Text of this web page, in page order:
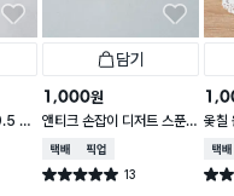
c
담기
1,000원
앤티크 손잡이 디저트 스푼 1
6 cm
택배배송매장픽업
별점 5.0점 13
건 작성
옻칠
cm
택배
별점